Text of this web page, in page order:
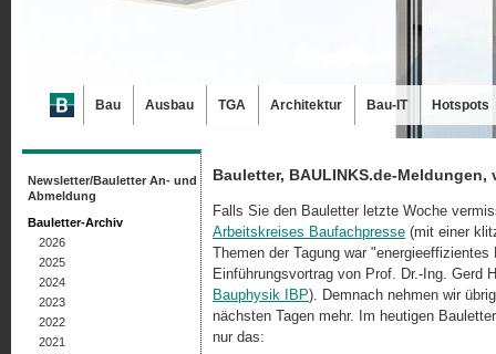
Bauletter, BAULINKS.de-Meldungen,
Falls Sie den Bauletter letzte Woche
Arbeitskreises Baufachpresse (mit einer
Themen der Tagung war
Einführungsvortrag von Prof. Dr.-Ing. Gerd
Bauphysik IBP). Demnach nehmen wir
nächsten Tagen mehr. Im heutigen
nur das:
Newsletter/Bauletter An- und
Abmeldung
Bauletter-Archiv
2026
2025
2024
2023
2022
2021
Bau Ausbau TGA Architektur Bau-IT Hotspots